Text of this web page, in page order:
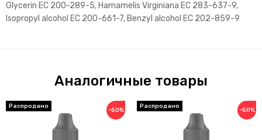
Glycerin EC 200-289-5, Hamamelis Virginiana EC 283-637-9,
Isopropyl alcohol EC 200-661-7, Benzyl alcohol EC 202-859-9
Аналогичные товары
−50% −50%